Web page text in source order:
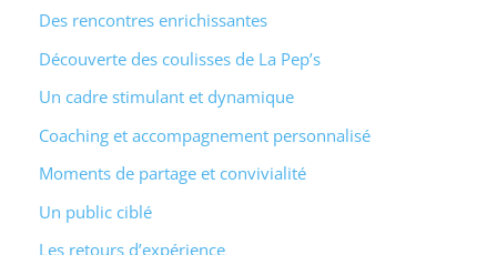
Des rencontres enrichissantes
Découverte des coulisses de La Pep’s
Un cadre stimulant et dynamique
Coaching et accompagnement personnalisé
Moments de partage et convivialité
Un public ciblé
Les retours d’expérience